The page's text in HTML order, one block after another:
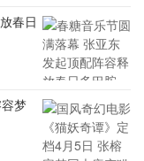
春日
梦